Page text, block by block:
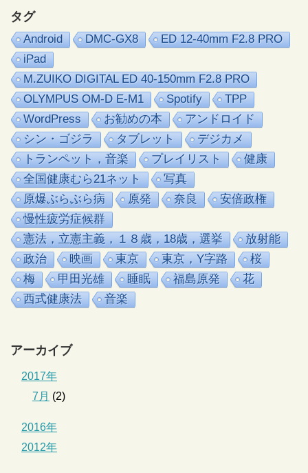
タグ
Android DMC-GX8
ED 12-40mm F2.8 PRO
iPad
M.ZUIKO DIGITAL ED 40-150mm F2.8 PRO
OLYMPUS OM-D E-M1
Spotify
TPP
WordPress
お勧めの本
アンドロイド
シン・ゴジラ
タブレット
デジカメ
トランペット，音楽
プレイリスト
健康
全国健康むら21ネット
写真
原爆ぶらぶら病
原発 奈良
安倍政権
慢性疲労症候群
憲法，立憲主義，１８歳，18歳，選挙
放射能
政治
映画 東京 東京，Y字路
桜
梅
甲田光雄 睡眠 福島原発
花
西式健康法
音楽
アーカイブ
2017年
7月 (2)
2016年
2012年